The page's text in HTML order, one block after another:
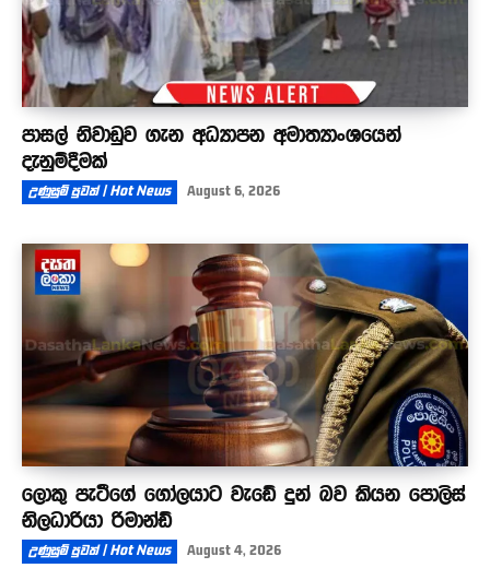
පාසල් නිවාඩුව ගැන අධ්‍යාපන අමාත්‍යාංශයෙන්
දැනුම්දීමක්
උණුසුම් පුවත් | Hot News August 6, 2026
ලොකු පැටීගේ ගෝලයාට වැඩේ දුන් බව කියන පොලිස්
නිලධාරියා රිමාන්ඩ්
උණුසුම් පුවත් | Hot News August 4, 2026